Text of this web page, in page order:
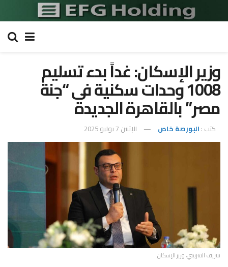
وزير الإسكان: غداً بدء تسليم
1008 وحدات سكنية فى “جنة
مصر” بالقاهرة الجديدة
كتب : البورصة خاص الإثنين 7 يوليو 2025
شريف الشربيني، وزير الإسكان